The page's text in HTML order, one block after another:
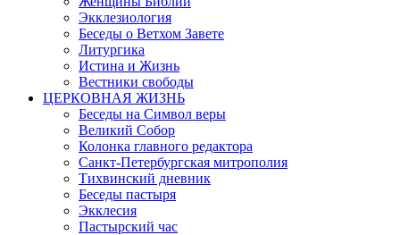
Экклезиология
Беседы о Ветхом Завете
Литургика
Истина и Жизнь
Вестники свободы
ЦЕРКОВНАЯ ЖИЗНЬ
Беседы на Символ веры
Великий Собор
Колонка главного редактора
Санкт-Петербургская митрополия
Тихвинский дневник
Беседы пастыря
Экклесия
Пастырский час